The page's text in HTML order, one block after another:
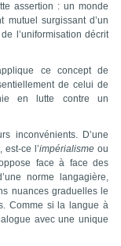
assertion : un monde
mutuel surgissant d’un
l’uniformisation décrit
ce concept de
de celui de
en lutte contre un
inconvénients. D’une
est-ce l’impérialisme ou
face à face des
norme langagière,
nuances graduelles le
Comme si la langue à
avec une unique